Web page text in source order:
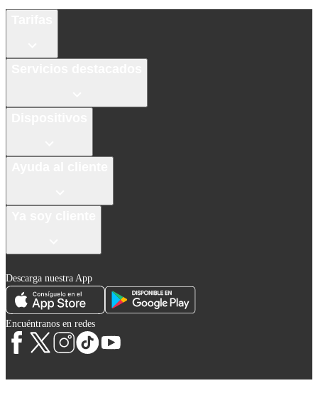
Descarga nuestra App
Encuéntranos en redes